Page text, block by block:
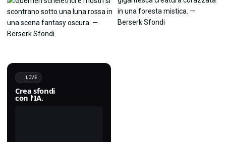
LIVE
Crea sfondi
con l'IA.